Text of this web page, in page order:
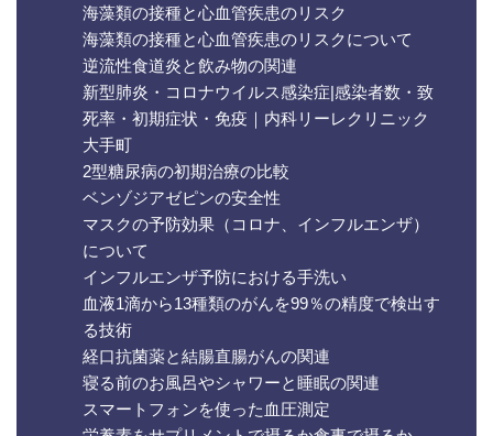
海藻類の接種と心血管疾患のリスク
海藻類の接種と心血管疾患のリスクについて
逆流性食道炎と飲み物の関連
新型肺炎・コロナウイルス感染症|感染者数・致
死率・初期症状・免疫｜内科リーレクリニック
大手町
2型糖尿病の初期治療の比較
ベンゾジアゼピンの安全性
マスクの予防効果（コロナ、インフルエンザ）
について
インフルエンザ予防における手洗い
血液1滴から13種類のがんを99％の精度で検出す
る技術
経口抗菌薬と結腸直腸がんの関連
寝る前のお風呂やシャワーと睡眠の関連
スマートフォンを使った血圧測定